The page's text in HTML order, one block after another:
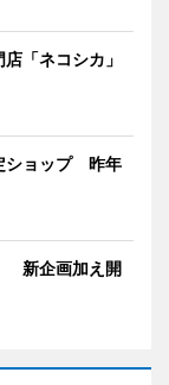
「ネコシカ」
ショップ 昨年
新企画加え開